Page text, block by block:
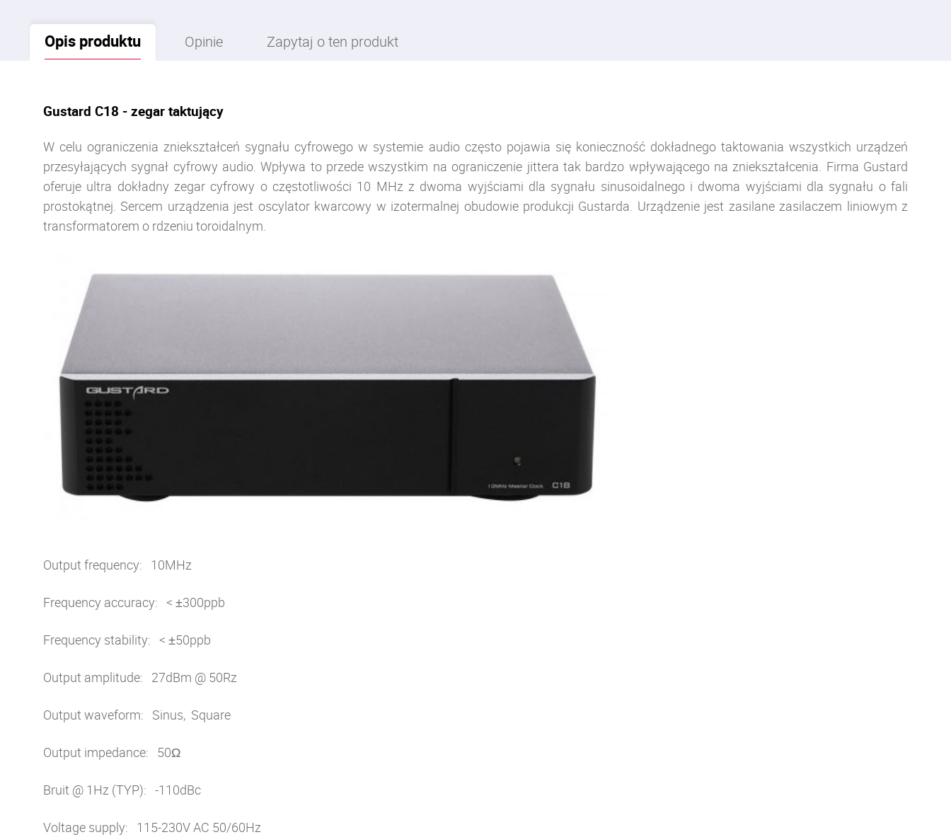
Opis produktu Opinie Zapytaj o ten produkt
Gustard C18 - zegar taktujący
W celu ograniczenia zniekształceń sygnału cyfrowego w systemie audio często pojawia się konieczność dokładnego taktowania wszystkich urządzeń
przesyłających sygnał cyfrowy audio. Wpływa to przede wszystkim na ograniczenie jittera tak bardzo wpływającego na zniekształcenia. Firma Gustard
oferuje ultra dokładny zegar cyfrowy o częstotliwości 10 MHz z dwoma wyjściami dla sygnału sinusoidalnego i dwoma wyjściami dla sygnału o fali
prostokątnej. Sercem urządzenia jest oscylator kwarcowy w izotermalnej obudowie produkcji Gustarda. Urządzenie jest zasilane zasilaczem liniowym z
transformatorem o rdzeniu toroidalnym.
Output frequency: 10MHz
Frequency accuracy: < ±300ppb
Frequency stability: < ±50ppb
Output amplitude: 27dBm @ 50Rz
Output waveform: Sinus, Square
Output impedance: 50Ω
Bruit @ 1Hz (TYP): -110dBc
Voltage supply: 115-230V AC 50/60Hz